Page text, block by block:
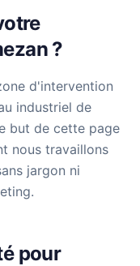
?
d'intervention
industriel de
but de cette page
nous travaillons
jargon ni
pour